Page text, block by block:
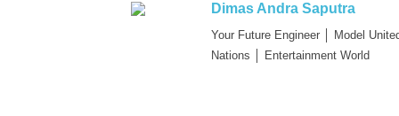
Dimas Andra Saputra
Your Future Engineer │ Model
Nations │ Entertainment World